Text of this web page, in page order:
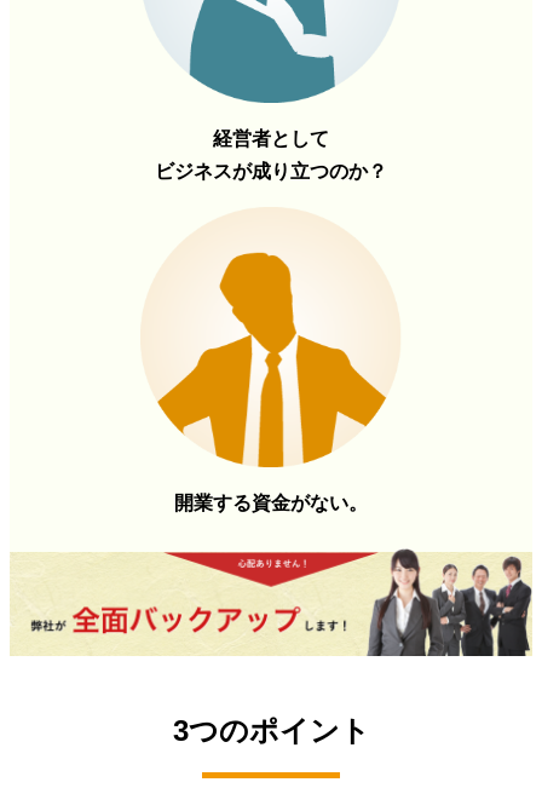
経営者として
ビジネスが成り立つのか？
開業する資金がない。
3つのポイント